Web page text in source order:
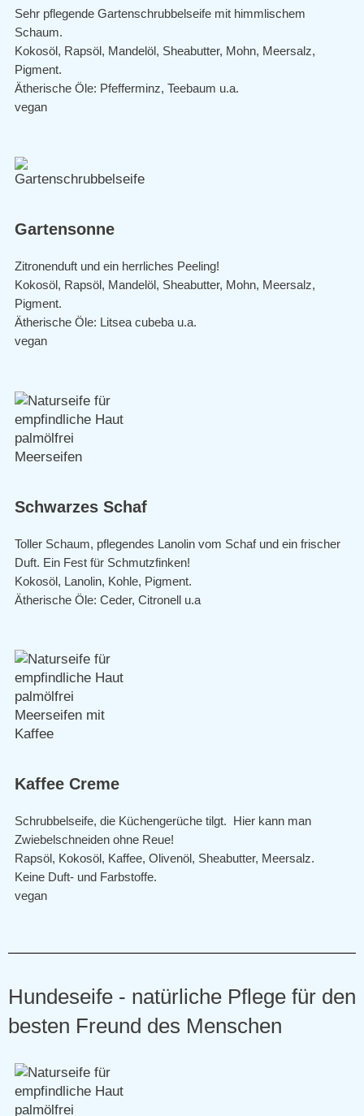
Sehr pflegende Gartenschrubbelseife mit himmlischem
Schaum.
Kokosöl, Rapsöl, Mandelöl, Sheabutter, Mohn, Meersalz,
Pigment.
Ätherische Öle: Pfefferminz, Teebaum u.a.
vegan
Gartensonne
Zitronenduft und ein herrliches Peeling!
Kokosöl, Rapsöl, Mandelöl, Sheabutter, Mohn, Meersalz,
Pigment.
Ätherische Öle: Litsea cubeba u.a.
vegan
Schwarzes Schaf
Toller Schaum, pflegendes Lanolin vom Schaf und ein frischer
Duft. Ein Fest für Schmutzfinken!
Kokosöl, Lanolin, Kohle, Pigment.
Ätherische Öle: Ceder, Citronell u.a
Kaffee Creme
Schrubbelseife, die Küchengerüche tilgt. Hier kann man
Zwiebelschneiden ohne Reue!
Rapsöl, Kokosöl, Kaffee, Olivenöl, Sheabutter, Meersalz.
Keine Duft- und Farbstoffe.
vegan
Hundeseife - natürliche Pflege für den
besten Freund des Menschen